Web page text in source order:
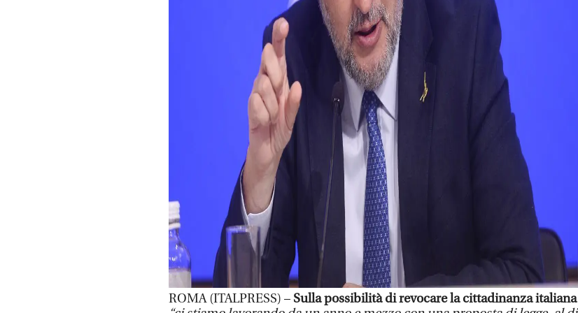
ROMA (ITALPRESS) – Sulla possibilità di revocare la cittadinanza italiana